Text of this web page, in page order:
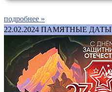
подробнее »
22.02.2024 ПАМЯТНЫЕ ДАТЫ